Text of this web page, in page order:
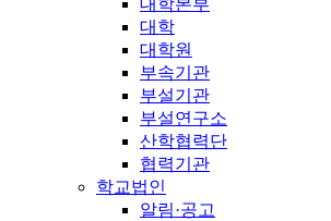
대학
대학원
부속기관
부설기관
부설연구소
산학협력단
협력기관
학교법인
알림·공고